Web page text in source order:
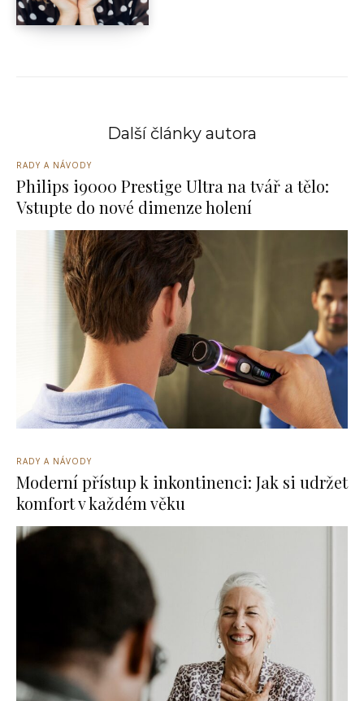
Další články autora
RADY A NÁVODY
Philips i9000 Prestige Ultra na tvář a tělo:
Vstupte do nové dimenze holení
RADY A NÁVODY
Moderní přístup k inkontinenci: Jak si udržet
komfort v každém věku